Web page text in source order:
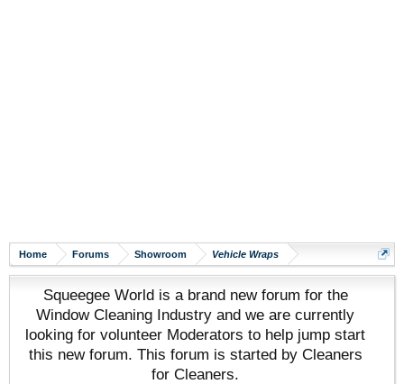
Home Forums Showroom Vehicle Wraps
Squeegee World is a brand new forum for the
Window Cleaning Industry and we are currently
looking for volunteer Moderators to help jump start
this new forum. This forum is started by Cleaners
for Cleaners.